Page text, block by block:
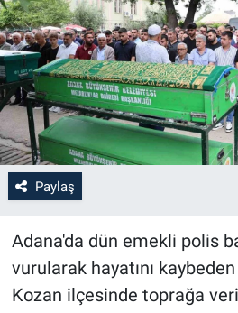
Paylaş
Adana'da dün emekli polis
vurularak hayatını
Kozan ilçesinde toprağa